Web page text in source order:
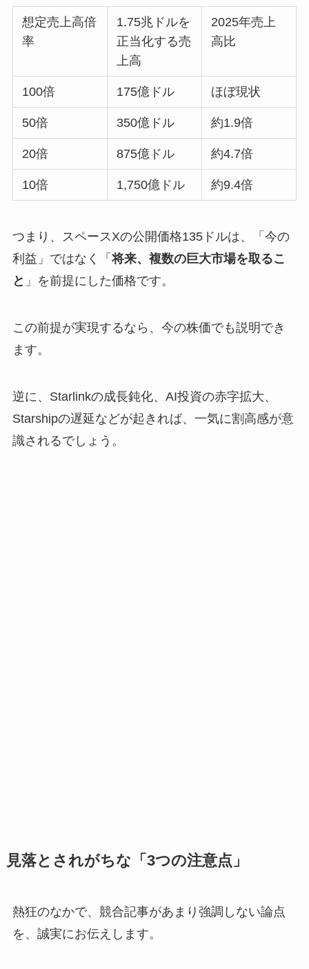
想定売上高倍
率
1.75兆ドルを
正当化する売
上高
2025年売上
高比
100倍 175億ドル ほぼ現状
50倍 350億ドル 約1.9倍
20倍 875億ドル 約4.7倍
10倍 1,750億ドル 約9.4倍
つまり、スペースXの公開価格135ドルは、「今の
利益」ではなく「 将来、複数の巨大市場を取るこ
と 」を前提にした価格です。
この前提が実現するなら、今の株価でも説明でき
ます。
逆に、Starlinkの成長鈍化、AI投資の赤字拡大、
Starshipの遅延などが起きれば、一気に割高感が意
識されるでしょう。
見落とされがちな「3つの注意点」
熱狂のなかで、競合記事があまり強調しない論点
を、誠実にお伝えします。